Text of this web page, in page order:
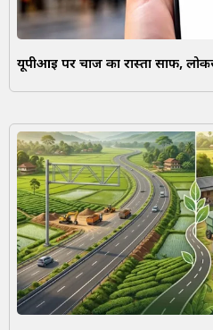
यूपीआई पर चार्ज का रास्ता साफ,